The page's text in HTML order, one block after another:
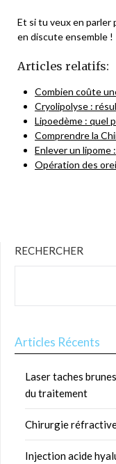
Et si tu veux en parler
en discute ensemble !
Articles relatifs:
Combien coûte
Cryolipolyse :
Lipoedème : quel
Comprendre la
Enlever un lipome
Opération des
RECHERCHER
Articles Récents
Laser taches
du traitement
Chirurgie
Injection acide